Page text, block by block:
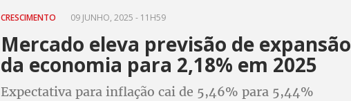
CRESCIMENTO 09 JUNHO, 2025 - 11H59
Mercado eleva previsão de expansão
da economia para 2,18% em 2025
Expectativa para inflação cai de 5,46% para 5,44%